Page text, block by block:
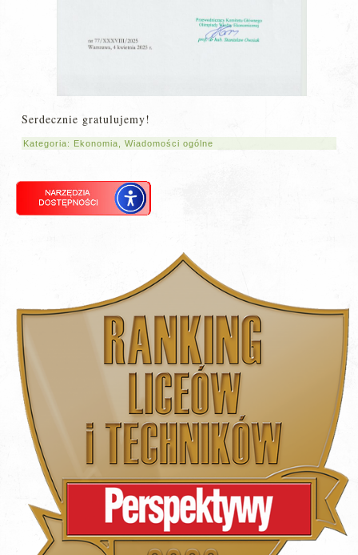
Serdecznie gratulujemy!
Kategoria: Ekonomia ,Wiadomości ogólne